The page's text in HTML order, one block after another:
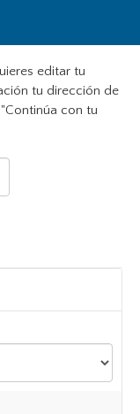
editar tu
tu dirección de
con tu